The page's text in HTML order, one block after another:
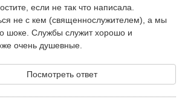
если не так что написала.
не с кем (священнослужителем), а мы
шоке. Службы служит хорошо и
очень душевные.
Посмотреть ответ